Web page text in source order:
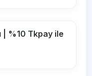
| %10 Tkpay ile